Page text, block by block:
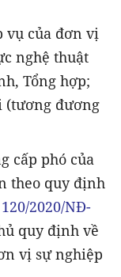
vụ của đơn vị
nghệ thuật
Tổng hợp;
(tương đương
cấp phó của
theo quy định
120/2020/NĐ-
quy định về
vị sự nghiệp